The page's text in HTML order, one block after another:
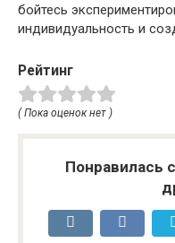
бойтесь
индивидуальность и
Рейтинг
( Пока оценок нет )
Понравилась